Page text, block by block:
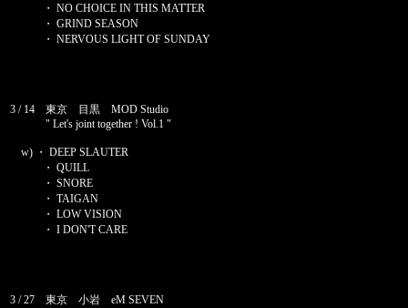
・ NO CHOICE IN THIS MATTER
・ GRIND SEASON
・ NERVOUS LIGHT OF SUNDAY
3 / 14 東京 目黒 MOD Studio
" Let's joint together ! Vol.1 "
w) ・ DEEP SLAUTER
・ QUILL
・ SNORE
・ TAIGAN
・ LOW VISION
・ I DON'T CARE
3 / 27 東京 小岩 eM SEVEN